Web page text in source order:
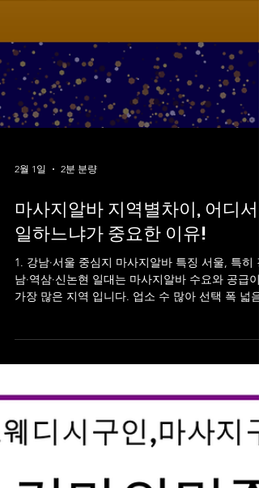
2월 1일 2분 분량
마사지알바 지역별차이, 어디서
일하느냐가 중요한 이유!
남·역삼·신논현 일대는 마사지알바 수요와 공급이
가장 많은 지역 입니다. 업소 수 많아 선택 폭 넓음
경쟁 있음, 기준도 상대적으로 명확 강남 지역은 시
인 경우가 많습니다. 대신 회전이 빠르고 템포가 있
는 편이라 체력 관리가 중요 합니다.👉 단기간 수
지알바 2. 수도권(경기·인천) 마사지알바 특징 수도